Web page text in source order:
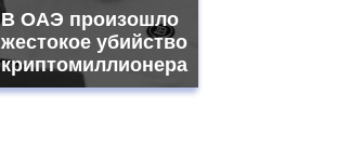
В ОАЭ произошло
жестокое убийство
криптомиллионера